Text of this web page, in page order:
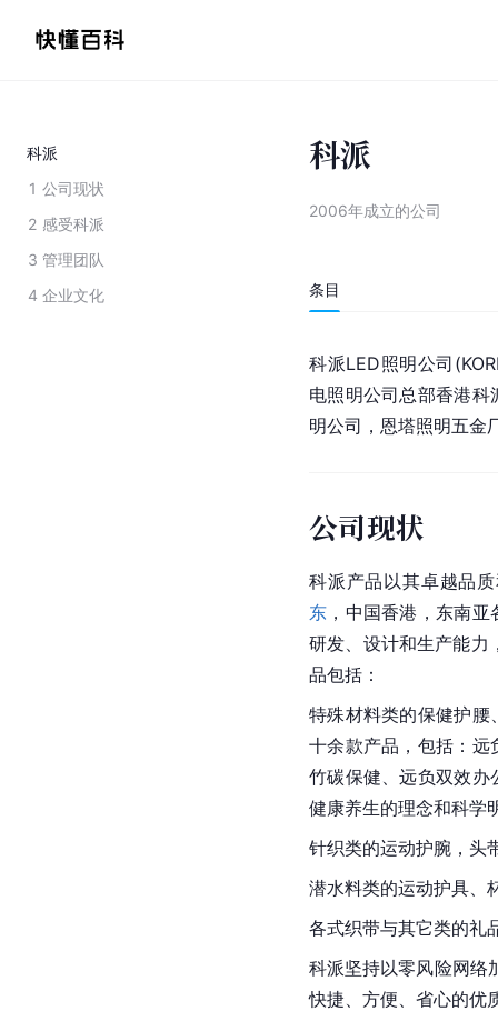
科派
1 公司现状
2 感受科派
3 管理团队
4 企业文化
科派
2006年成立的公司
条目
科派LED照明公司
电照明公司总部香港
明公司，恩塔照明五金
公司现状
科派产品以其卓越品
东 ，中国香港，东南
研发、设计和生产能力
品包括：
特殊材料类的保健护腰
十余款产品，包括：远
竹碳保健、远负双效办
健康养生的理念和科学
针织类的运动护腕，头
潜水料类的运动护具、
各式织带与其它类的礼
科派坚持以零风险网络
快捷、方便、省心的优